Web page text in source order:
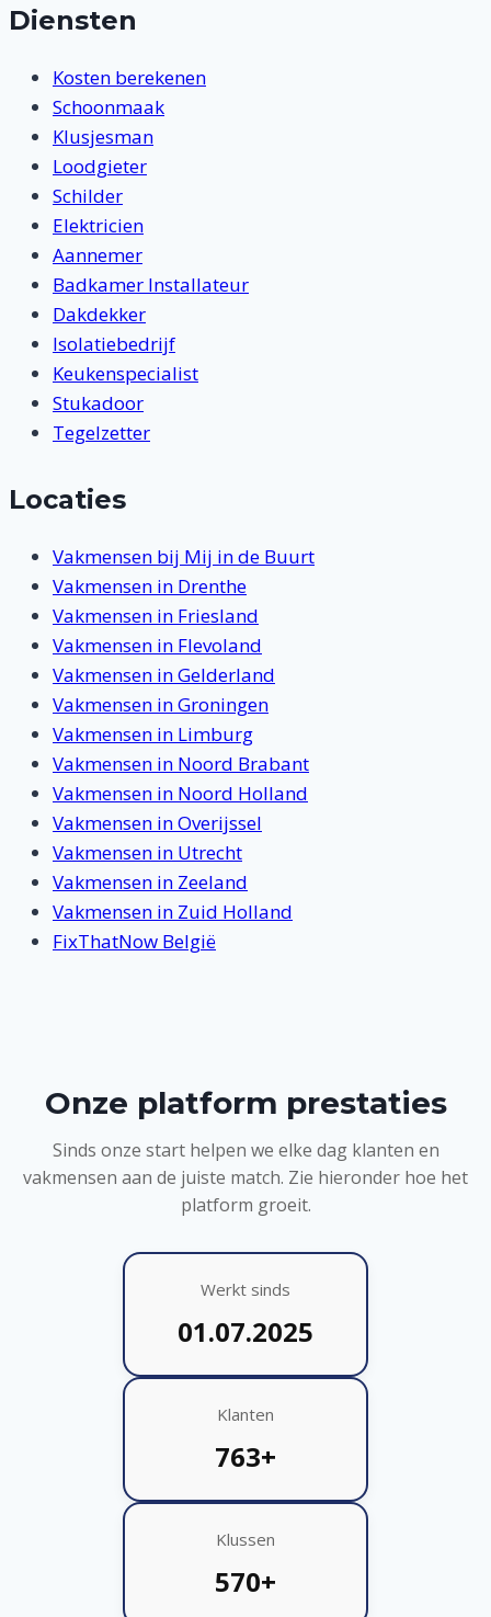
Diensten
Kosten berekenen
Schoonmaak
Klusjesman
Loodgieter
Schilder
Elektricien
Aannemer
Badkamer Installateur
Dakdekker
Isolatiebedrijf
Keukenspecialist
Stukadoor
Tegelzetter
Locaties
Vakmensen bij Mij in de Buurt
Vakmensen in Drenthe
Vakmensen in Friesland
Vakmensen in Flevoland
Vakmensen in Gelderland
Vakmensen in Groningen
Vakmensen in Limburg
Vakmensen in Noord Brabant
Vakmensen in Noord Holland
Vakmensen in Overijssel
Vakmensen in Utrecht
Vakmensen in Zeeland
Vakmensen in Zuid Holland
FixThatNow België
Onze platform prestaties
Sinds onze start helpen we elke dag klanten en
vakmensen aan de juiste match. Zie hieronder hoe het
platform groeit.
Werkt sinds
01.07.2025
Klanten
763+
Klussen
570+